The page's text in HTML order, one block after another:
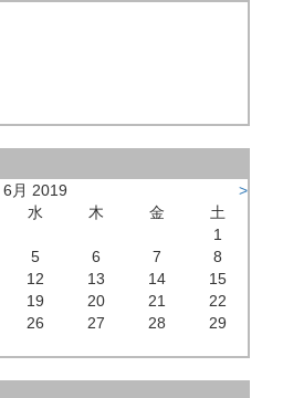
6月 2019
>
水 木 金
土
1
5 6 7
8
12 13 14
15
19 20 21
22
26 27 28
29